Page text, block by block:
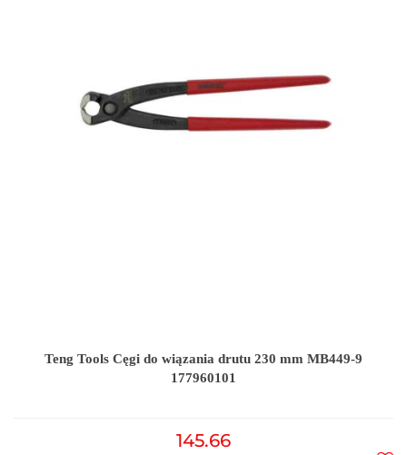
Teng Tools Cęgi do wiązania drutu 230 mm MB449-9
177960101
145.66